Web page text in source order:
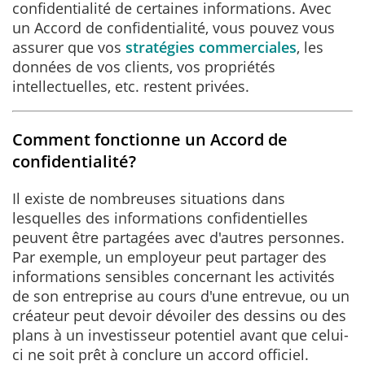
confidentialité de certaines informations. Avec
un Accord de confidentialité, vous pouvez vous
assurer que vos stratégies commerciales, les
données de vos clients, vos propriétés
intellectuelles, etc. restent privées.
Comment fonctionne un Accord de
confidentialité?
Il existe de nombreuses situations dans
lesquelles des informations confidentielles
peuvent être partagées avec d'autres personnes.
Par exemple, un employeur peut partager des
informations sensibles concernant les activités
de son entreprise au cours d'une entrevue, ou un
créateur peut devoir dévoiler des dessins ou des
plans à un investisseur potentiel avant que celui-
ci ne soit prêt à conclure un accord officiel.